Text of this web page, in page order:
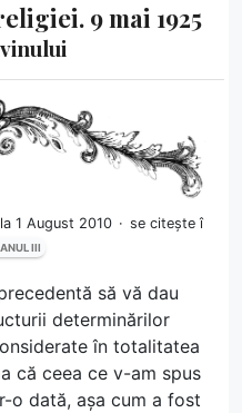
9 mai 1925
1 August 2010
se citește î
III
să vă dau
determinărilor
în totalitatea
că ceea ce v-am spus
o dată, așa cum a fost